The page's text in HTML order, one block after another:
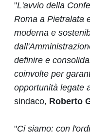
"L'avvio della
Roma a Pietralata
moderna e
definire e
coinvolte per
opportunità legate
sindaco, Roberto
"Ci siamo: con